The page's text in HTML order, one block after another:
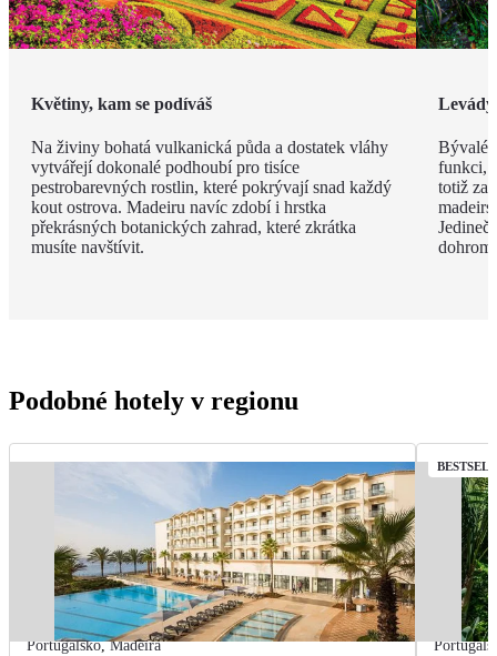
Květiny, kam se podíváš
Na živiny bohatá vulkanická půda a dostatek vláhy
vytvářejí dokonalé podhoubí pro tisíce
pestrobarevných rostlin, které pokrývají snad každý
kout ostrova. Madeiru navíc zdobí i hrstka
překrásných botanických zahrad, které zkrátka
musíte navštívit.
Levády
Bývalé
funkci,
totiž
Podobné hotely v regionu
Portugalsko,Madeira